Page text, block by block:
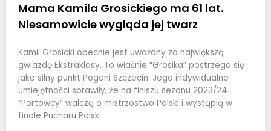
Mama Kamila Grosickiego ma 61 lat.
Niesamowicie wygląda jej twarz
Kamil Grosicki obecnie jest uważany za największą
gwiazdę Ekstraklasy. To właśnie “Grosika” postrzega się
jako silny punkt Pogoni Szczecin. Jego indywidualne
umiejętności sprawiły, że na finiszu sezonu 2023/24
“Portowcy” walczą o mistrzostwo Polski i wystąpią w
finale Pucharu Polski.